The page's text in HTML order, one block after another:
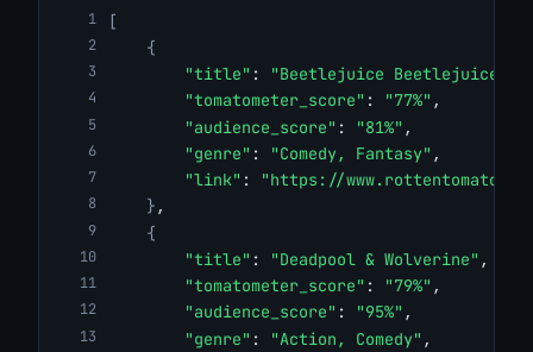
[
{
"title" : "Beetlejuice Beetlejuice"
"tomatometer_score" : "77%" ,
"audience_score" : "81%" ,
"genre" : "Comedy, Fantasy" ,
"link" :
"https://
} ,
{
"title" : "Deadpool & Wolverine" ,
"tomatometer_score" : "79%" ,
"audience_score" : "95%" ,
"genre" : "Action, Comedy" ,